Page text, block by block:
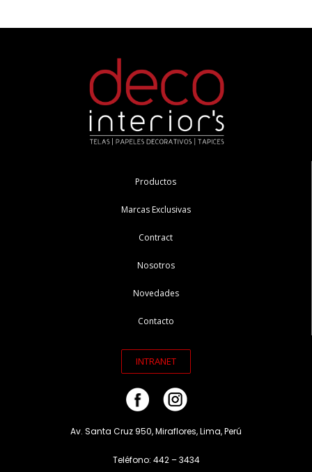
Productos
Marcas Exclusivas
Contract
Nosotros
Novedades
Contacto
INTRANET
Av. Santa Cruz 950, Miraflores, Lima, Perú
Teléfono: 442 – 3434